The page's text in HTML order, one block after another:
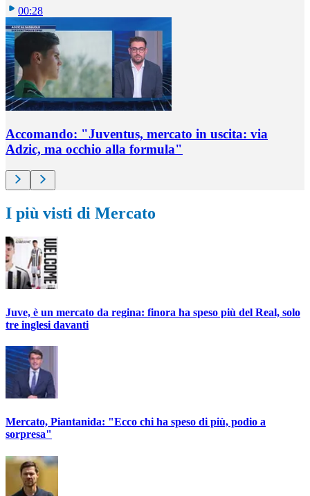
00:28
Accomando: "Juventus, mercato in uscita: via
Adzic, ma occhio alla formula"
I più visti di Mercato
Juve, è un mercato da regina: finora ha speso più del Real, solo
tre inglesi davanti
Mercato, Piantanida: "Ecco chi ha speso di più, podio a
sorpresa"